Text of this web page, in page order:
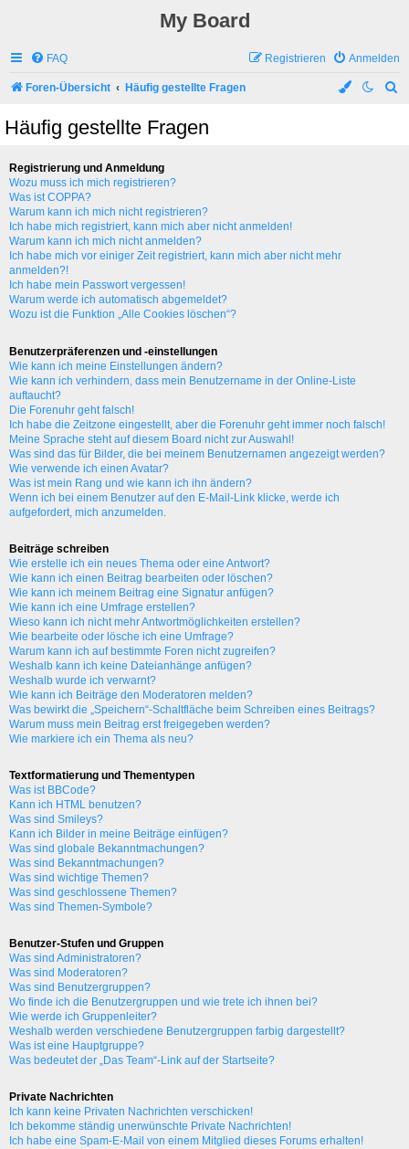
My Board
FAQ Anmelden
Registrieren
Foren-Übersicht Häufig gestellte Fragen
Häufig gestellte Fragen
Registrierung und Anmeldung
Wozu muss ich mich registrieren?
Was ist COPPA?
Warum kann ich mich nicht registrieren?
Ich habe mich registriert, kann mich aber nicht anmelden!
Warum kann ich mich nicht anmelden?
Ich habe mich vor einiger Zeit registriert, kann mich aber nicht mehr
anmelden?!
Ich habe mein Passwort vergessen!
Warum werde ich automatisch abgemeldet?
Wozu ist die Funktion „Alle Cookies löschen“?
Benutzerpräferenzen und -einstellungen
Wie kann ich meine Einstellungen ändern?
Wie kann ich verhindern, dass mein Benutzername in der Online-Liste
auftaucht?
Die Forenuhr geht falsch!
Ich habe die Zeitzone eingestellt, aber die Forenuhr geht immer noch falsch!
Meine Sprache steht auf diesem Board nicht zur Auswahl!
Was sind das für Bilder, die bei meinem Benutzernamen angezeigt werden?
Wie verwende ich einen Avatar?
Was ist mein Rang und wie kann ich ihn ändern?
Wenn ich bei einem Benutzer auf den E-Mail-Link klicke, werde ich
aufgefordert, mich anzumelden.
Beiträge schreiben
Wie erstelle ich ein neues Thema oder eine Antwort?
Wie kann ich einen Beitrag bearbeiten oder löschen?
Wie kann ich meinem Beitrag eine Signatur anfügen?
Wie kann ich eine Umfrage erstellen?
Wieso kann ich nicht mehr Antwortmöglichkeiten erstellen?
Wie bearbeite oder lösche ich eine Umfrage?
Warum kann ich auf bestimmte Foren nicht zugreifen?
Weshalb kann ich keine Dateianhänge anfügen?
Weshalb wurde ich verwarnt?
Wie kann ich Beiträge den Moderatoren melden?
Was bewirkt die „Speichern“-Schaltfläche beim Schreiben eines Beitrags?
Warum muss mein Beitrag erst freigegeben werden?
Wie markiere ich ein Thema als neu?
Textformatierung und Thementypen
Was ist BBCode?
Kann ich HTML benutzen?
Was sind Smileys?
Kann ich Bilder in meine Beiträge einfügen?
Was sind globale Bekanntmachungen?
Was sind Bekanntmachungen?
Was sind wichtige Themen?
Was sind geschlossene Themen?
Was sind Themen-Symbole?
Benutzer-Stufen und Gruppen
Was sind Administratoren?
Was sind Moderatoren?
Was sind Benutzergruppen?
Wo finde ich die Benutzergruppen und wie trete ich ihnen bei?
Wie werde ich Gruppenleiter?
Weshalb werden verschiedene Benutzergruppen farbig dargestellt?
Was ist eine Hauptgruppe?
Was bedeutet der „Das Team“-Link auf der Startseite?
Private Nachrichten
Ich kann keine Privaten Nachrichten verschicken!
Ich bekomme ständig unerwünschte Private Nachrichten!
Ich habe eine Spam-E-Mail von einem Mitglied dieses Forums erhalten!